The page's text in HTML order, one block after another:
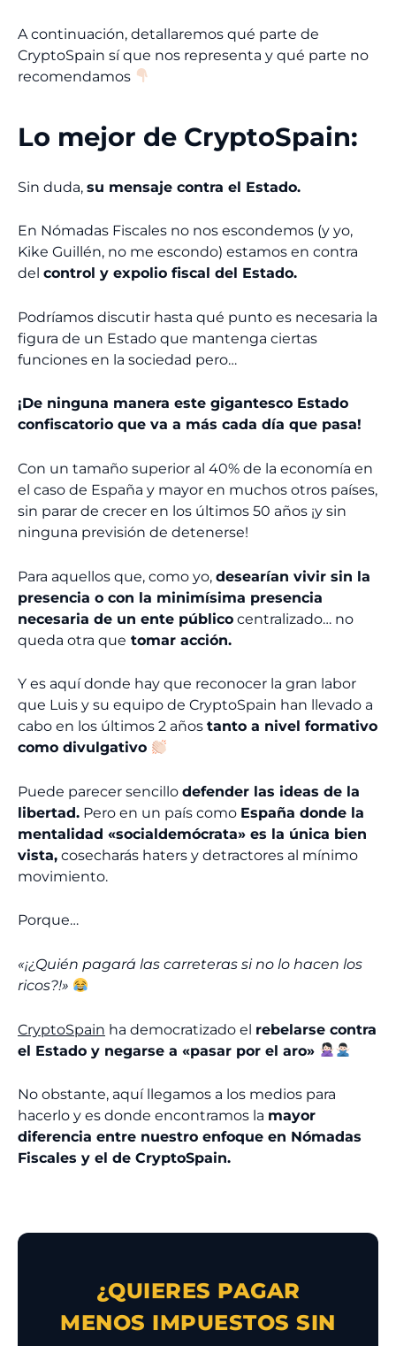
A continuación, detallaremos qué parte de
CryptoSpain sí que nos representa y qué parte no
recomendamos
Lo mejor de CryptoSpain:
Sin duda, su mensaje contra el Estado.
En Nómadas Fiscales no nos escondemos (y yo,
Kike Guillén, no me escondo) estamos en contra
del control y expolio fiscal del Estado.
Podríamos discutir hasta qué punto es necesaria la
figura de un Estado que mantenga ciertas
funciones en la sociedad pero…
¡De ninguna manera este gigantesco Estado
confiscatorio que va a más cada día que pasa!
Con un tamaño superior al 40% de la economía en
el caso de España y mayor en muchos otros países,
sin parar de crecer en los últimos 50 años ¡y sin
ninguna previsión de detenerse!
Para aquellos que, como yo, desearían vivir sin la
presencia o con la minimísima presencia
necesaria de un ente público centralizado… no
queda otra que tomar acción.
Y es aquí donde hay que reconocer la gran labor
que Luis y su equipo de CryptoSpain han llevado a
cabo en los últimos 2 años tanto a nivel formativo
como divulgativo
Puede parecer sencillo defender las ideas de la
libertad. Pero en un país como España donde la
mentalidad «socialdemócrata» es la única bien
vista, cosecharás haters y detractores al mínimo
movimiento.
Porque…
«¡¿Quién pagará las carreteras si no lo hacen los
ricos?!»
CryptoSpain ha democratizado el rebelarse contra
el Estado y negarse a «pasar por el aro»
No obstante, aquí llegamos a los medios para
hacerlo y es donde encontramos la mayor
diferencia entre nuestro enfoque en Nómadas
Fiscales y el de CryptoSpain.
¿QUIERES PAGAR
MENOS IMPUESTOS SIN